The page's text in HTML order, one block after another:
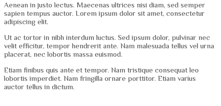
Aenean in justo lectus. Maecenas ultrices nisi diam, sed semper
sapien tempus auctor. Lorem ipsum dolor sit amet, consectetur
adipiscing elit.
Ut ac tortor in nibh interdum luctus. Sed ipsum dolor, pulvinar nec
velit efficitur, tempor hendrerit ante. Nam malesuada tellus vel urna
placerat, nec lobortis massa euismod.
Etiam finibus quis ante et tempor. Nam tristique consequat leo
lobortis imperdiet. Nam fringilla ornare porttitor. Etiam varius
auctor tellus in dictum.